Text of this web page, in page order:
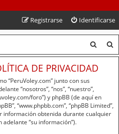
Identificarse
Registrarse
u
u
s
a
r
DE PRIVACIDAD
“PeruVoley.com” junto con sus
“nosotros”, “nos”, “nuestro”,
foro”) y phpBB (de aquí en
“www.phpbb.com”, “phpBB Limited”,
información obtenida durante cualquier
“su información”).